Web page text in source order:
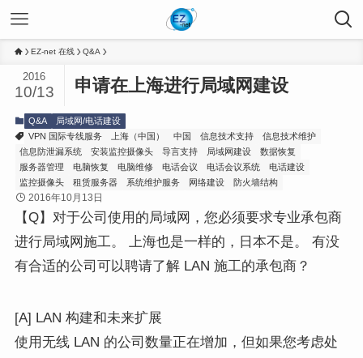
EZ-net 在线 Q&A
申请在上海进行局域网建设
2016
10/13
Q&A
局域网/电话建设
VPN 国际专线服务
上海（中国） 中国 信息技术支持
信息技术维护
信息防泄漏系统
安装监控摄像头 导言支持 局域网建设
数据恢复
服务器管理
电脑恢复 电脑维修 电话会议 电话会议系统
电话建设
监控摄像头
租赁服务器 系统维护服务 网络建设 防火墙结构
2016年10月13日
【Q】对于公司使用的局域网，您必须要求专业承包商
进行局域网施工。 上海也是一样的，日本不是。 有没
有合适的公司可以聘请了解 LAN 施工的承包商？
[A] LAN 构建和未来扩展
使用无线 LAN 的公司数量正在增加，但如果您考虑处